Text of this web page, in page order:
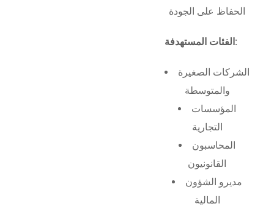
الحفاظ على الجودة
الفئات المستهدفة:
الشركات الصغيرة
والمتوسطة
المؤسسات
التجارية
المحاسبون
القانونيون
مديرو الشؤون
المالية